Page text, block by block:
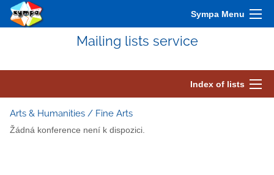
Sympa Menu
Mailing lists service
Index of lists
Arts & Humanities / Fine Arts
Žádná konference není k dispozici.